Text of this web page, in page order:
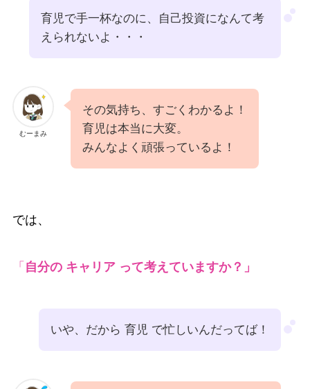
育児で手一杯なのに、自己投資になんて考
えられないよ・・・
むーまみ
その気持ち、すごくわかるよ！
育児は本当に大変。
みんなよく頑張っているよ！
では、
「 自分のキャリア って考えていますか？ 」
いや、だから 育児 で忙しいんだってば！